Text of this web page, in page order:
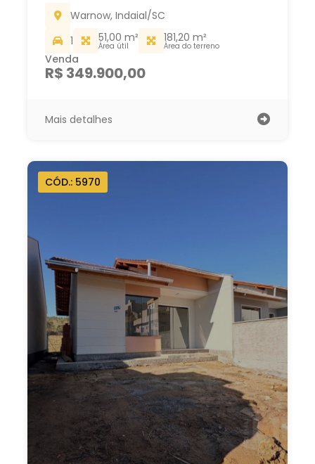
Warnow, Indaial/SC
1
51,00 m²
Área útil
181,20 m²
Área do terreno
Venda
R$ 349.900,00
Mais detalhes
CÓD.: 5970